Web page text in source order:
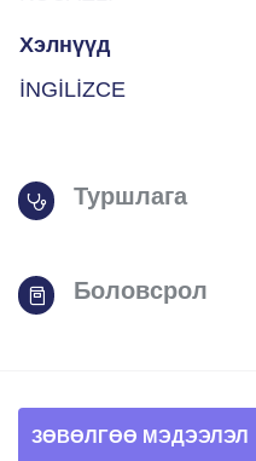
Хэлнүүд
İNGİLİZCE
Туршлага
Боловсрол
ЗӨВӨЛГӨӨ МЭДЭЭЛЭЛ